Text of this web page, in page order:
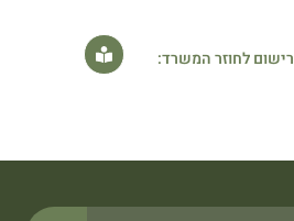
רישום לחוזר המשרד: